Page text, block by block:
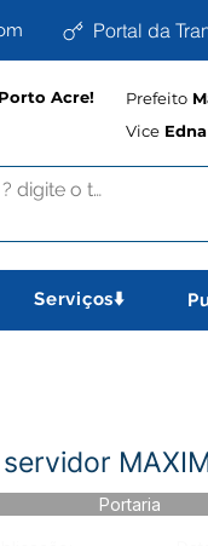
Portal da
Acre! Prefeito
Vice
Serviços⬇️
Portaria